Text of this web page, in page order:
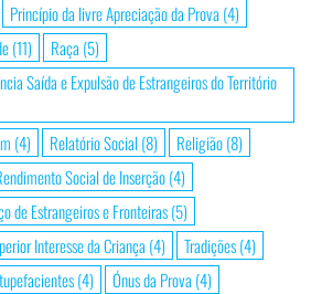
Princípio da livre Apreciação da Prova (4)
(11) Raça (5)
Saída e Expulsão de Estrangeiros do Território
(4) Relatório Social (8) Religião(8)
Social de Inserção(4)
de Estrangeiros e Fronteiras(5)
Interesse da Criança (4) Tradições(4)
(4) Ónus da Prova (4)